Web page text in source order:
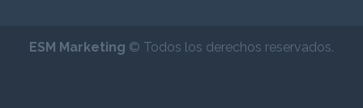
ESM Marketing © Todos los derechos reservados.